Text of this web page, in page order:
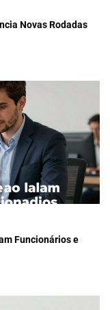
Novas Rodadas
Funcionários e